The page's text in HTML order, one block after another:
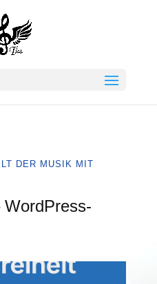
DER MUSIK MIT
WordPress-